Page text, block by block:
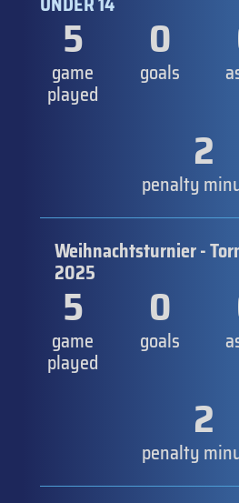
5
game
played
0
goals
2
penalty
Weihnachtsturnier -
2025
5
game
played
0
goals
2
penalty